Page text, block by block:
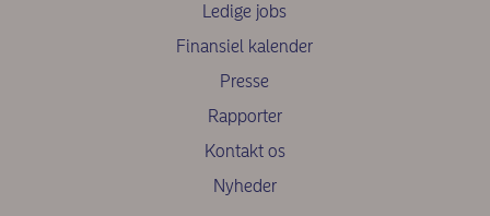
Ledige jobs
Finansiel kalender
Presse
Rapporter
Kontakt os
Nyheder